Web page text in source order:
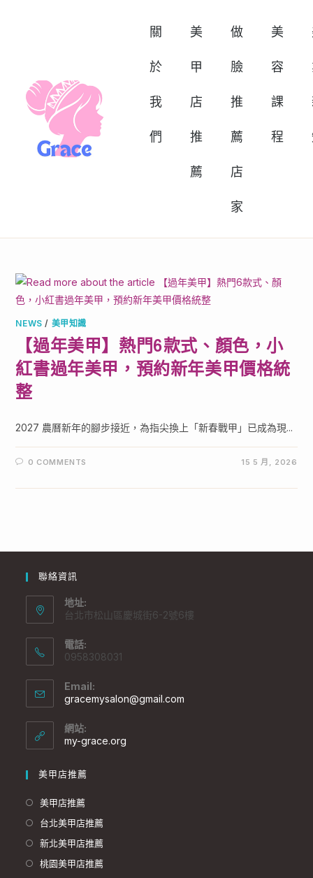
關
於
我
們
美
甲
店
推
薦
做
臉
推
薦
店
家
美
容
課
程
NEWS / 美甲知識
【過年美甲】熱門6款式、顏色，小
紅書過年美甲，預約新年美甲價格統
整
2027 農曆新年的腳步接近，為指尖換上「新春戰甲」已成為現...
0 COMMENTS 15 5 月, 2026
聯絡資訊
地址:
台北市松山區慶城街6-2號6樓
電話:
0958308031
Email:
gracemysalon@gmail.com
網站:
my-grace.org
美甲店推薦
美甲店推薦
台北美甲店推薦
新北美甲店推薦
桃園美甲店推薦